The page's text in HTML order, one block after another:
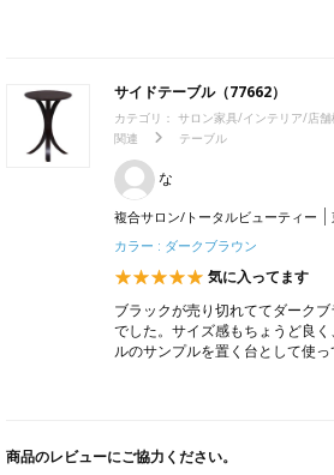
サイドテーブル（77662）
カテゴリ： サロン家具/インテリア/店舗
関連
テーブル
な
複合サロン/トータルビューティー
カラー : ダークブラウン
気に入ってます
ブラックが売り切れててダーク
でした。サイズ感もちょうど良
ルのサンプルを置く台として使っ
商品のレビューにご協力ください。